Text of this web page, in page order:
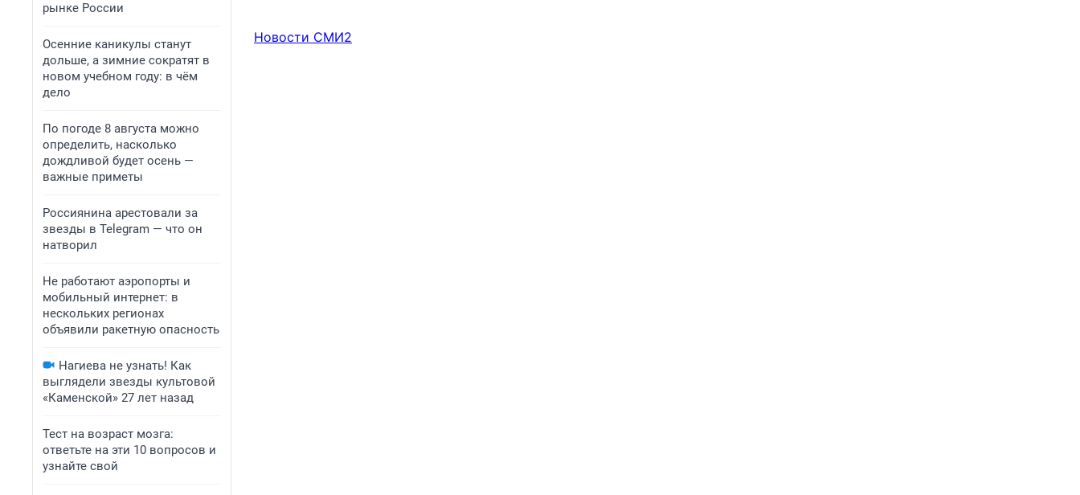
рынке России
Осенние каникулы станут
дольше, а зимние сократят в
новом учебном году: в чём
дело
По погоде 8 августа можно
определить, насколько
дождливой будет осень —
важные приметы
Россиянина арестовали за
звезды в Telegram — что он
натворил
Не работают аэропорты и
мобильный интернет: в
нескольких регионах
объявили ракетную опасность
Нагиева не узнать! Как
выглядели звезды культовой
«Каменской» 27 лет назад
Тест на возраст мозга:
ответьте на эти 10 вопросов и
узнайте свой
Новости СМИ2